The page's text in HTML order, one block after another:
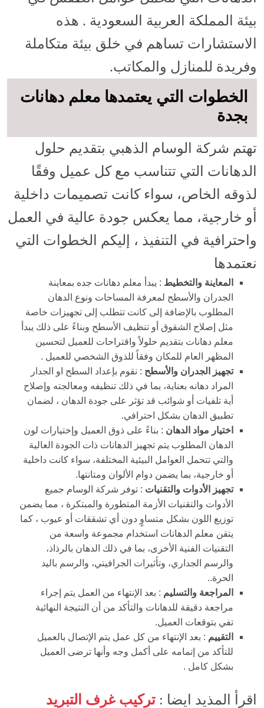
بيئة المملكة العربية السعودية . هذه
الاستشارات تساهم في خلق بيئة متكاملة
وفريدة للمنازل والمكاتب.
الخطوات التي يعتمدها معلم دهانات
بجدة
تهتم شركة الوسام الذهبي بتقديم حلول
الدهانات التي تتناسب مع كل عميل وفقًا
لذوقه الخاص، سواء كانت تصميمات داخلية
أو خارجية، مما يعكس جودة عالية في العمل
واحترافية في التنفيذ ، إليكم الخطوات التي
نعتمدها
المعاينة والتخطيط : يبدأ معلم دهانات جده بمعاينة
الجدران والأسطح لمعرفة المساحات ونوع الدهان
المطلوب بالإضافة إلى كانت تتطلب إلى تجهيزات خاصة
مثل إصلاح الشقوق أو تنظيف الأسطح وبناءً على ذلك يبدأ
معلم دهانات بتقديم حلولاً واقتراحات للعميل لتحسين
المظهر العام للمكان وفقاً للذوق الشخصي للعميل .
تجهيز الجدران والأسطح : نقوم بإعداد السطح او الجدار
المراد دهانه بعناية، بما في ذلك تنظيفه ومعالجته وإصلاح
أية تلفيات أو شوائب قد تؤثر على جودة الدهان ، لضمان
تطبيق الدهان بشكل احترافي.
اختيار مواد الدهان : بناءً على ذوق العميل وإختيارات لون
الدهان المطلوب يتم تجهيز الدهانات ذات الجودة العالية
والتي تتحمل العوامل البيئية المختلفة، سواء كانت داخلية
أو خارجية، بما يضمن دوام الألوان ومتانتها.
تجهيز الأدوات والتقنيات : توفر شركة الوسام جميع
الأدوات والتقنيات الأزمة المتطورة والمبتكرة ، مما يضمن
توزيع اللون بشكل متساوٍ دون أي تشققات أو عيوب ، كما
يتقن معلم الدهانات استخدام مجموعة واسعة من
التقنيات الفنية الأخرى، بما في ذلك الدهان بالرذاذ،
والرسم الجداري، وتأثيرات الجرافيتي، والرسم باليد
الحرة..
المراجعة والتسليم : بعد الإنتهاء من العمل يتم إجراء
مراجعة دقيقة للدهانات والتأكد من أن النتيجة النهائية
تفي بتوقعات العميل.
التقييم : بعد الإنتهاء من كل عمل يتم الإتصال بالعميل
للتأكد من إتمامه على أكمل وجه وأنها ترضى العميل
بشكل كامل .
اقرأ المذيد ايضا : تركيب غرف التبريد